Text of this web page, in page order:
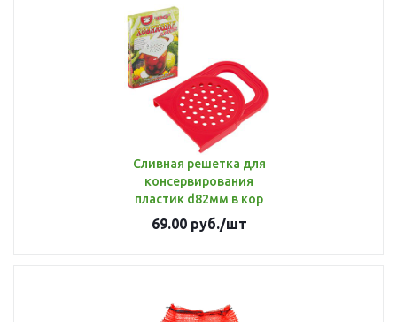
Сливная решетка для
консервирования
пластик d82мм в кор
69.00руб./шт